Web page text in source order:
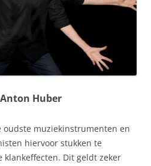
Huber
oudste muziekinstrumenten en
hiervoor stukken te
Dit geldt zeker